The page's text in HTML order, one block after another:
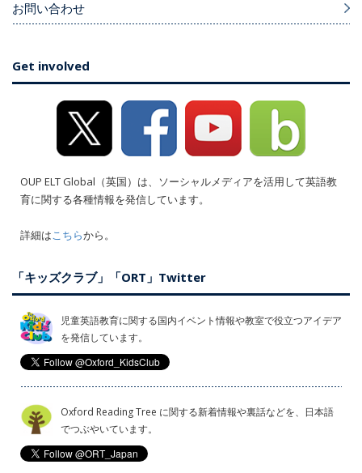
お問い合わせ
Get involved
OUP ELT Global（英国）は、ソーシャルメディアを活用して英語教
育に関する各種情報を発信しています。
詳細はこちらから。
「キッズクラブ」「ORT」Twitter
児童英語教育に関する国内イベント情報や教室で役立つアイデア
を発信しています。
Oxford Reading Tree に関する新着情報や裏話などを、日本語
でつぶやいています。